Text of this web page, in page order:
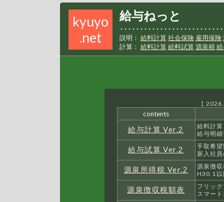
kyuyo
.net
給与ねっと
･････････････････････････
説明： 給料計算社会保険 雇用保険
計算： 給料計算給料試算源泉税
[
contents
給与計算 Ver.2
給料計
給与明
給与試算 Ver.2
手取希
新入社
源泉所得税 Ver.2
源泉徴
H30.1以
源泉徴収税額表
フリッ
スマー